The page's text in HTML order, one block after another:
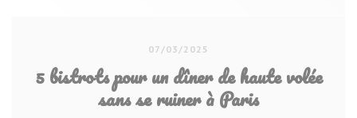
07/03/2025
5 bistrots pour un dîner de haute volée
sans se ruiner à Paris